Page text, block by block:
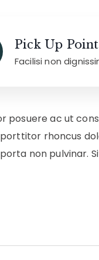
Pick Up
Facilisi non
ac ut
rhoncus
non pulvinar.